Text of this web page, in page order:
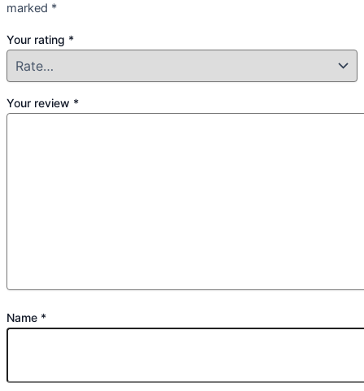
marked *
Your rating *
Your review *
Name *